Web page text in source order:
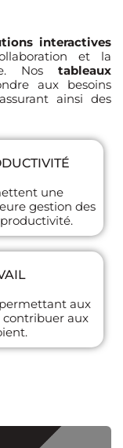
interactives
et la
Nos tableaux
aux besoins
ainsi des
une
gestion des
aux
aux